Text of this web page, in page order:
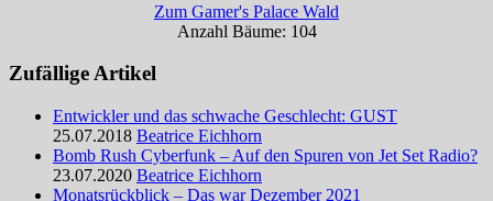
Zum Gamer's Palace Wald
Anzahl Bäume: 104
Zufällige Artikel
Entwickler und das schwache Geschlecht: GUST
25.07.2018 Beatrice Eichhorn
Bomb Rush Cyberfunk – Auf den Spuren von Jet Set Radio?
23.07.2020 Beatrice Eichhorn
Monatsrückblick – Das war Dezember 2021